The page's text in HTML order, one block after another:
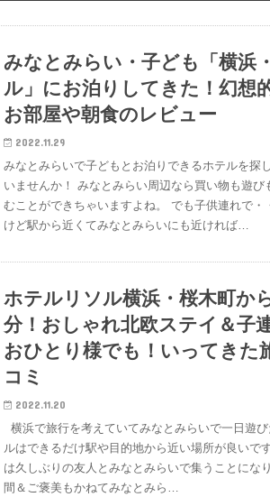
みなとみらい・子ども「横浜
ル」にお泊りしてきた！幻想
お部屋や朝食のレビュー
2022.11.29
みなとみらいで子どもとお泊りできるホテルを探
いませんか！ みなとみらい周辺なら買い物も遊び
むことができちゃいますよね。 でも子供連れで・
けど駅から近くてみなとみらいにも近ければ…
ホテルリソル横浜・桜木町か
分！おしゃれ北欧ステイ＆子
おひとり様でも！いってきた
コミ
2022.11.20
横浜で旅行を考えていてみなとみらいで一日遊
ルはできるだけ駅や目的地から近い場所が良いで
は久しぶりの友人とみなとみらいで集うことにな
間＆ご褒美もかねてみなとみら…